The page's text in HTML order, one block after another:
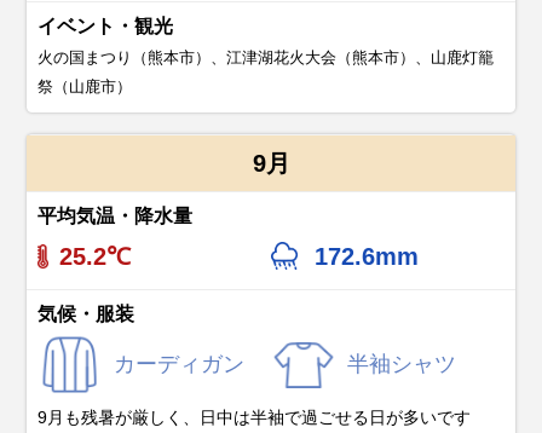
イベント・観光
火の国まつり（熊本市）、江津湖花火大会（熊本市）、山鹿灯籠
祭（山鹿市）
9月
平均気温・降水量
25.2℃ 172.6mm
気候・服装
カーディガン 半袖シャツ
9月も残暑が厳しく、日中は半袖で過ごせる日が多いです